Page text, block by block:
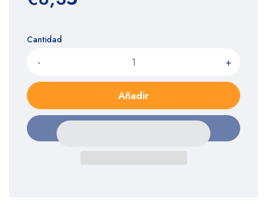
Cantidad
- +
Añadir